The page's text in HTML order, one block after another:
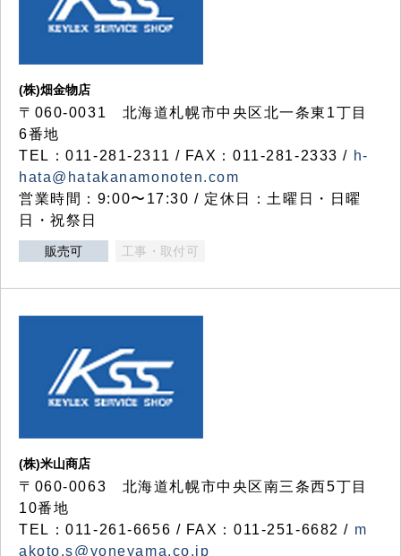
(株)畑金物店
〒060-0031 北海道札幌市中央区北一条東1丁目
6番地
TEL：011-281-2311 / FAX：011-281-2333 / h-
hata@hatakanamonoten.com
営業時間：9:00〜17:30 / 定休日：土曜日・日曜
日・祝祭日
販売可 工事・取付可
(株)米山商店
〒060-0063 北海道札幌市中央区南三条西5丁目
10番地
TEL：011-261-6656 / FAX：011-251-6682 / m
akoto.s@yoneyama.co.jp